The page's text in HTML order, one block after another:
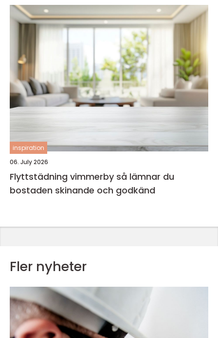
inspiration
06. July 2026
Flyttstädning vimmerby så lämnar du
bostaden skinande och godkänd
Fler nyheter